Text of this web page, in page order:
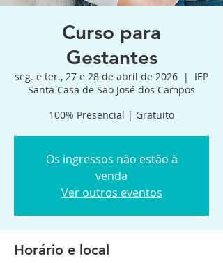
Curso para
Gestantes
seg. e ter., 27 e 28 de abril de 2026
  |
IEP
Santa Casa de São José dos Campos
100% Presencial | Gratuito
Os ingressos não estão à
venda
Ver outros eventos
Horário e local